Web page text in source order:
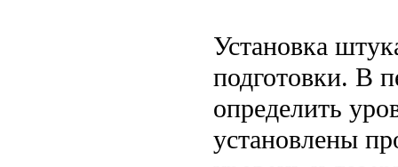
Установка
подготовки. В
определить
установлены